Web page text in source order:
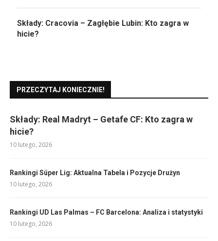
Składy: Cracovia – Zagłębie Lubin: Kto zagra w
hicie?
PRZECZYTAJ KONIECZNIE!
Składy: Real Madryt – Getafe CF: Kto zagra w
hicie?
10 lutego, 2026
Rankingi Süper Lig: Aktualna Tabela i Pozycje Drużyn
10 lutego, 2026
Rankingi UD Las Palmas – FC Barcelona: Analiza i statystyki
10 lutego, 2026